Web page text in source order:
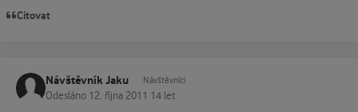
Citovat
Návštěvník Jaku Návštěvníci
Odesláno 12. října 2011 14 let